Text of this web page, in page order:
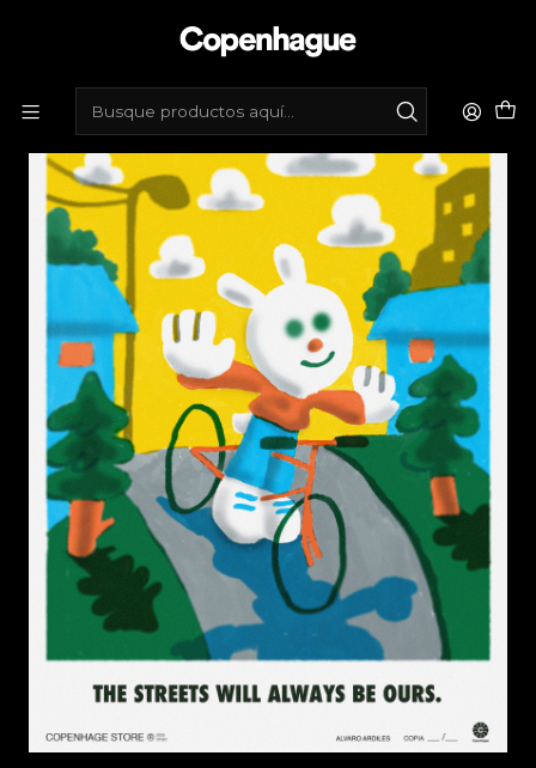
Tienda de bicicletas Accesorios
Ilustración enmarcada Flying Bike por Alvaro Ardiles